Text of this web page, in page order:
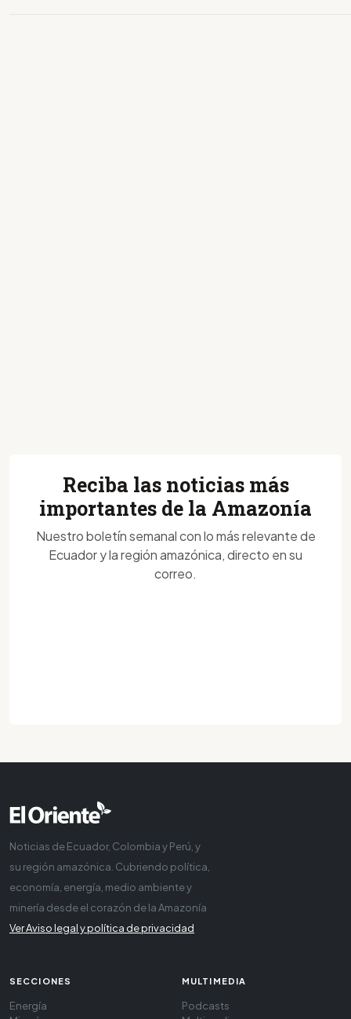
Reciba las noticias más
importantes de la Amazonía
Nuestro boletín semanal con lo más relevante de
Ecuador y la región amazónica, directo en su
correo.
Noticias de Ecuador, Colombia y Perú, y
su región amazónica. Cubriendo política,
economía, energía, medio ambiente y
minería desde el corazón de la Amazonía
Ver Aviso legal y política de privacidad
SECCIONES
Energía
MULTIMEDIA
Podcasts